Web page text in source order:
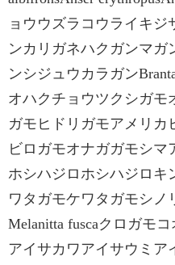
ョウウズラコウライキ
ンカリガネハクガンマガ
ンシジュウカラガン
オハクチョウツクシガモ
ガモヒドリガモアメリカ
ビロガモオナガガモシマ
ホシハジロホシハジロキ
ワタガモケワタガモシノ
Melanitta fuscaクロガモ
アイサカワアイサウミア